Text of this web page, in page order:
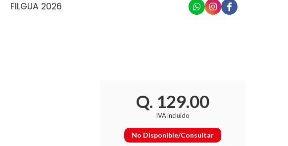
FILGUA 2026
Q. 129.00
IVA incluido
No Disponible/Consultar